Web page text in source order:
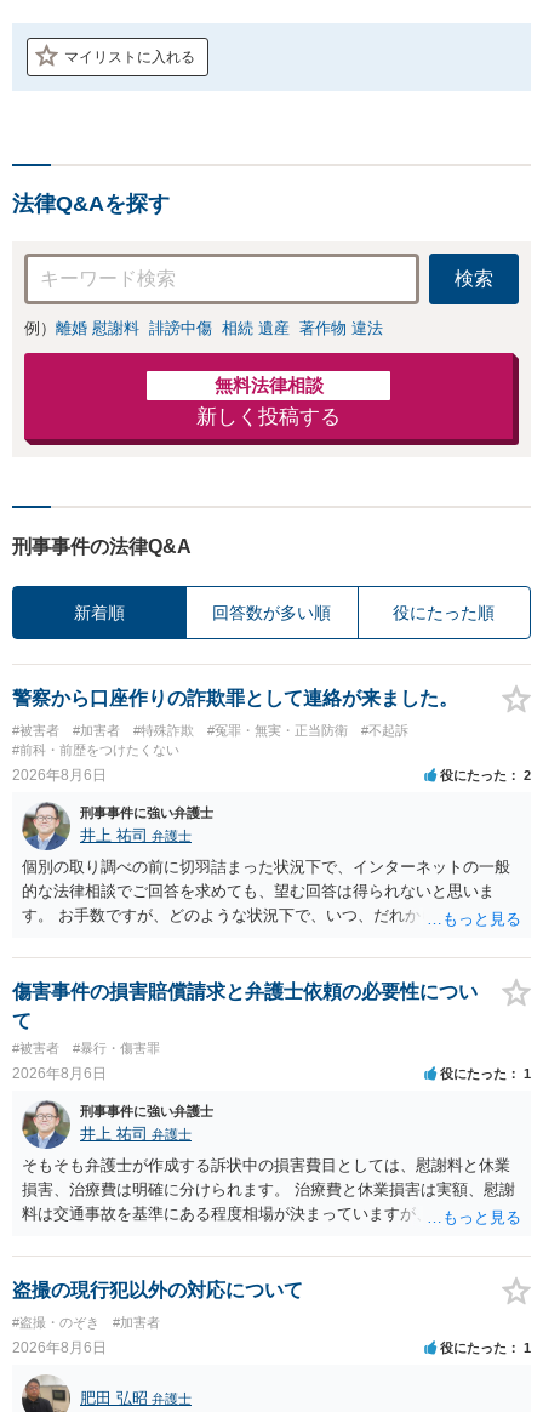
マイリストに入れる
法律Q&Aを探す
検索
例） 離婚 慰謝料 誹謗中傷 相続 遺産 著作物 違法
無料法律相談
新しく投稿する
刑事事件の法律Q&A
新着順 回答数が多い順 役にたった順
警察から口座作りの詐欺罪として連絡が来ました。
#被害者 #加害者 #特殊詐欺 #冤罪・無実・正当防衛
#不起訴
#前科・前歴をつけたくない
2026年8月6日 役にたった 2
刑事事件に強い弁護士
井上 祐司 弁護士
個別の取り調べの前に切羽詰まった状況下で、インターネットの一般
的な法律相談でご回答を求めても、望む回答は得られないと思いま
す。 お手数ですが、どのような状況下で、いつ、だれからどのような
の程度だと聞いているのかということについて、お近くで詳細な法律
相談を受けられたうえで対処方法を探された方がよいと思われます。
一般論でいえば、任意取り調べの場合、ＩＣレコーダーを持参して取
り調べ内容を録音することは必須だと考えます。
傷害事件の損害賠償請求と弁護士依頼の必要性につい
て
#被害者 #暴行・傷害罪
2026年8月6日 役にたった 1
刑事事件に強い弁護士
井上 祐司 弁護士
そもそも弁護士が作成する訴状中の損害費目としては、慰謝料と休業
損害、治療費は明確に分けられます。 治療費と休業損害は実額、慰謝
料は交通事故を基準にある程度相場が決まっていますが、全治１０日
ます。 そうすると、弁護士に依頼した場合はおそらく高い確率で費用
倒れ（回収しても全額弁護士費用となる）となる可能性が高いものと
予想します。 本人訴訟で進める場合には、すでに刑事手続が終了して
いる以上、相手方に資力がないことが多く回収できないケースが多い
（そのため、刑事事件の手続き中に、不本意ではあっても加害者の身
体拘束と、処分待ちという状況を利用して、被害弁償を受けておくこ
とが有効である場合が多い）ことを考慮しておく必要があります。
盗撮の現行犯以外の対応について
#盗撮・のぞき #加害者
2026年8月6日 役にたった 1
肥田 弘昭 弁護士